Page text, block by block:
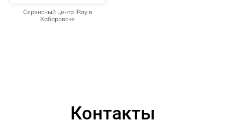
Сервисный центр iRay в
Хабаровске
Контакты